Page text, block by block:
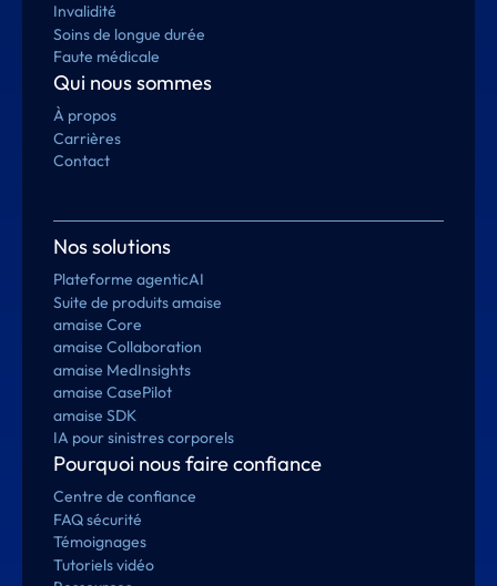
Invalidité
Soins de longue durée
Faute médicale
Qui nous sommes
À propos
Carrières
Contact
Nos solutions
Plateforme agenticAI
Suite de produits amaise
amaise Core
amaise Collaboration
amaise MedInsights
amaise CasePilot
amaise SDK
IA pour sinistres corporels
Pourquoi nous faire confiance
Centre de confiance
FAQ sécurité
Témoignages
Tutoriels vidéo